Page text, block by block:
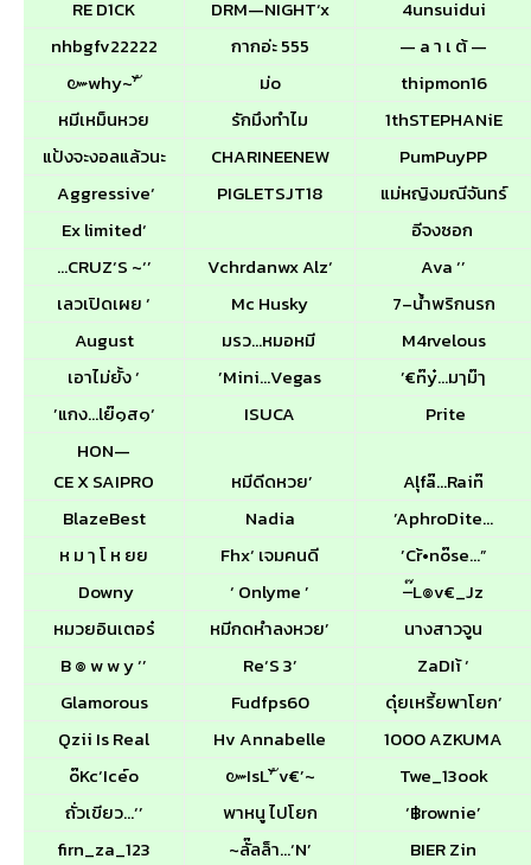
RE D1CK
DRM—NIGHT‘x
4unsuidui
nhbgfv22222
กากอ่ะ 555
— a า เ ต้ —
๛why~‘้ ั
ม่o
thipmon16
หมีเหม็นหวย
รักมึงทำไม
1thSTEPHANiE
แป้งจะงอลแล้วนะ
CHARINEENEW
PumPuyPP
Aggressive‘
PIGLETSJT18
แม่หญิงมณีจันทร์
Ex limited‘
อีจงซอก
…CRUZ‘S ~‘’
Vchrdanwx Alz‘
Ava ‘’
เลวเปิดเผย ‘
Mc Husky
7–น้ำพริกนรก
August
มรว…หมอหมี
M4rvelous
เอาไม่ยั้ง ‘
’Mini…Vegas
’€n๊y๋…มๅม๊ๅ
’แกง…lย๊๑ส๑‘
ISUCA
Prite
HON—
CE X SAIPRO
หมีดีดหวย’
Alุfa๊…Rain๊
BlazeBest
Nadia
’AphroDite…
ห ม ๅ โ ห ยย
Fhx‘ เจมคนดี
’Cr้•no๊se…”
Downy
‘ Onlyme ’
–๊L๏v€_Jz
หมวยอินเตอร๋
หมีกดหำลงหวย’
นางสาวจูน
B ๏ w w y ‘’
Re‘S 3’
ZaDIi้ ‘
Glamorous
Fudfps60
ดุ๋ยเหรี้ยพาโยก‘
Qzii Is Real
Hv Annabelle
1000 AZKUMA
o๊Kc‘Ice์o
๛IsL‘้ ัv€’~
Twe_13ook
ถั่วเขียว…‘’
พาหนู ไปโยก
‘฿rownie’
firn_za_123
~ลั๊ลล็า…‘N’
BIER Zin